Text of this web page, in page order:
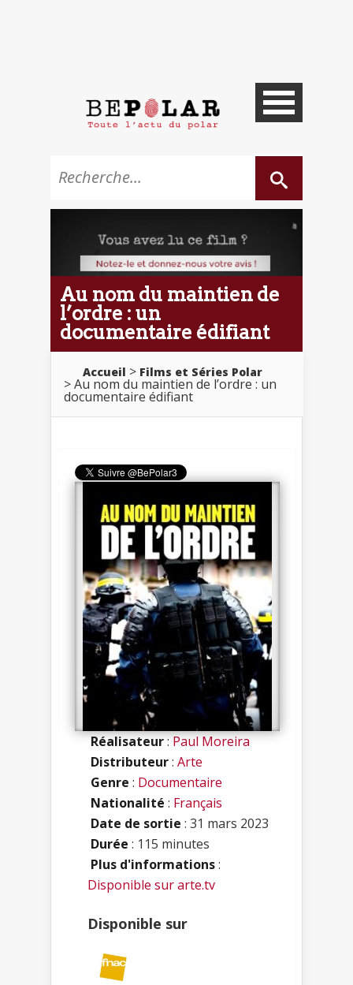
Au nom du maintien de
l’ordre : un
documentaire édifiant
Accueil Films et Séries Polar
Au nom du maintien de l’ordre : un
documentaire édifiant
Réalisateur:Paul Moreira
Distributeur: Arte
Genre : Documentaire
Nationalité : Français
Date de sortie : 31 mars 2023
Durée : 115 minutes
Plus d'informations:
Disponible sur arte.tv
Disponible sur